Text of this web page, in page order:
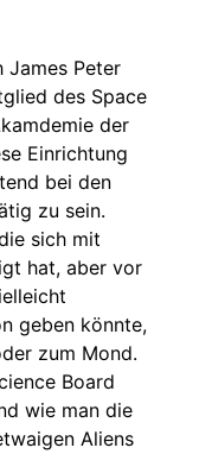
James Peter
des Space
der
Einrichtung
bei den
zu sein.
sich mit
hat, aber vor
geben könnte,
zum Mond.
Board
wie man die
Aliens